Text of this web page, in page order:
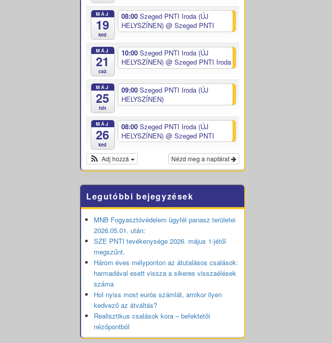
MÁJ
19
ked
08:00 Szeged PNTI Iroda (ÚJ
HELYSZÍNEN) @ Szeged PNTI
MÁJ
21
csü
10:00 Szeged PNTI Iroda (ÚJ
HELYSZÍNEN) @ Szeged PNTI Iroda
MÁJ
25
hét
09:00 Szeged PNTI Iroda (ÚJ
HELYSZÍNEN)
MÁJ
26
ked
08:00 Szeged PNTI Iroda (ÚJ
HELYSZÍNEN) @ Szeged PNTI
Nézd meg a naptárat
Adj hozzá
Legutóbbi bejegyzések
MNB Fogyasztóvédelem ügyfél panasz területei
2026.05.01. után:
SZE PNTI tevékenysége 2026. május 1-jétől
megszűnt.
Három éves mélyponton az átutalásos csalások:
harmadával esett vissza a sikeres visszaélések
száma
Hol nyiss most eurós számlát, amikor ilyen
kedvező az átváltás?
Realisztikus csalások kora – befektetői
nézőpontból